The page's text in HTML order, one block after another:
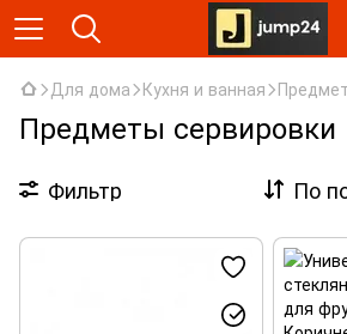
Для дома Кухня и ванная
Предметы сервировки
Фильтр По